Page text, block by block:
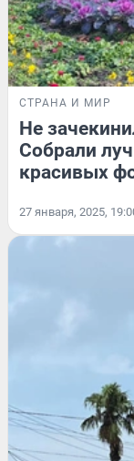
СТРАНА И МИР
Не
Собрали
красивых
27 января, 2025,